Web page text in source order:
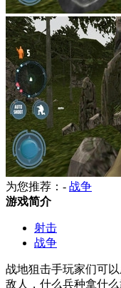
为您推荐：- 战争
游戏简介
射击
战争
战地狙击手玩家们可
敌人，什么兵种拿什